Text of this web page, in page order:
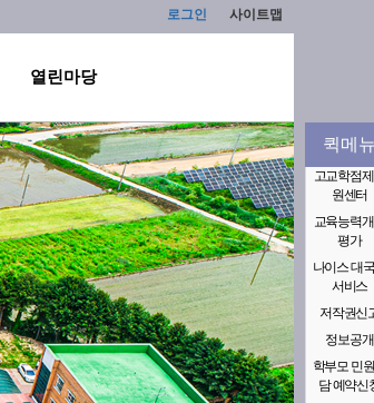
로그인 사이트맵
열린마당
퀵메
고교학점
원센터
교육능력
평가
나이스 대
서비스
저작권신
정보공개
학부모 민
담 예약신